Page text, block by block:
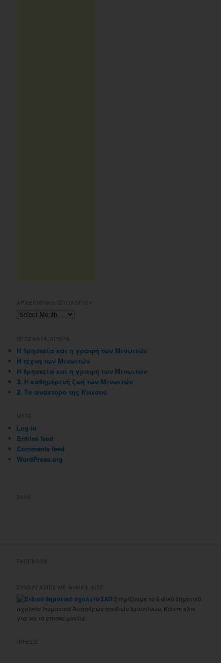
ΑΡΧΕΙΟΘΗΚΗ ΙΣΤΟΛΟΓΙΟΥ
Αρχειοθηκη
ΠΡΟΣΦΑΤΑ ΑΡΘΡΑ
Η θρησκεία και η γραφή των Μινωιτών
Η τέχνη των Μινωιτών
Η θρησκεία και η γραφή των Μινωιτών
3. Η καθημερινή ζωή των Μινωιτών
2. Το ανάκτορο της Κνωσού
META
Log in
Entries feed
Comments feed
WordPress.org
2018
FACEBOOK
ΣΥΝΕΡΓΑΣΙΕΣ ΜΕ ΦΙΛΙΚΑ SITE
Στηρίζουμε το Ειδικό δημοτικό
σχολείο Σωματικά Αναπήρων παιδιών Ιωαννίνων. Κάντε κλικ
για να το επισκεφτείτε!
INFEED